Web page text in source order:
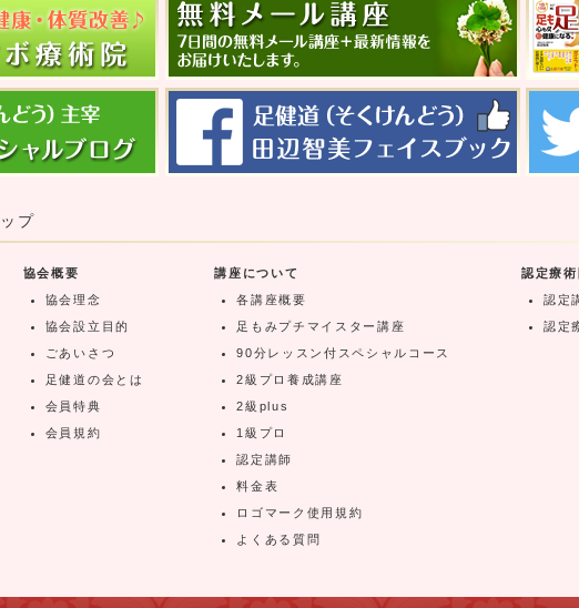
プ
協会概要
協会理念
協会設立目的
ごあいさつ
足健道の会とは
会員特典
会員規約
講座について
各講座概要
足もみプチマイスター講座
90分レッスン付スペシャルコース
2級プロ養成講座
2級plus
1級プロ
認定講師
料金表
ロゴマーク使用規約
よくある質問
認定療術
認定
認定